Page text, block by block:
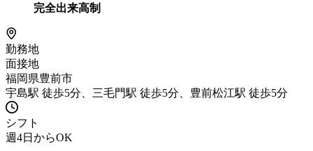
完全出来高制
勤務地
面接地
福岡県豊前市
宇島駅 徒歩5分、三毛門駅 徒歩5分、豊前松江駅 徒歩5分
シフト
週4日からOK